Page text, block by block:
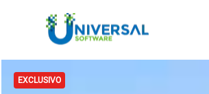
EXCLUSIVO